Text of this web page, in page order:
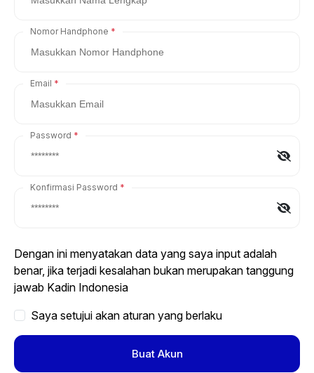
Nomor Handphone
Email
Password
Konfirmasi Password
Dengan ini menyatakan data yang saya input adalah
benar, jika terjadi kesalahan bukan merupakan tanggung
jawab Kadin Indonesia
Saya setujui akan aturan yang berlaku
Buat Akun